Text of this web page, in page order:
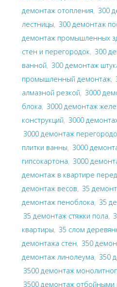
демонтаж отопления, 300
лестницы, 300 демонтаж
демонтаж промышленных
стен и перегородок, 300
ванной, 300 демонтаж
промышленный демонтаж,
алмазной резкой, 3000
блока, 3000 демонтаж
конструкций, 3000
3000 демонтаж
плитки ванны, 3000
гипсокартона, 3000
демонтаж в квартире
демонтаж весов, 35
демонтаж пеноблока, 35
35 демонтаж стяжки пола,
квартиры, 35 слом
демонтажа стен, 350
демонтаж линолеума, 350
3500 демонтаж
3500 демонтаж отбойными